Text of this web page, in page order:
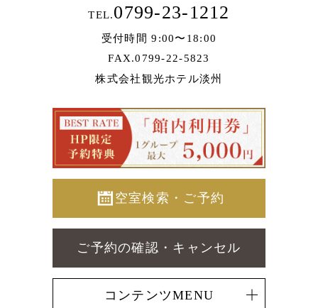
TEL.0799-23-1212
受付時間 9:00〜18:00
FAX.0799-22-5823
株式会社観光ホテル淡州
空室検索・ご予約
ご予約の確認・キャンセル
コンテンツMENU